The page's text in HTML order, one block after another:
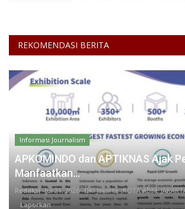
REKOMENDASI BERITA
Informasi Journalism
APKOMINDO dan APTIKNAS Ajak
Manfaatkan...
Redaksi Jul 21, 2026 DKI Jakarta KOTA ADM.
Laporkan